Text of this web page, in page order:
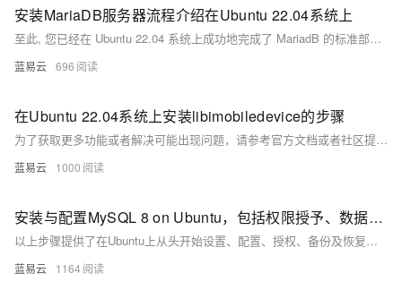
安装MariaDB服务器流程介绍在Ubuntu 22.04系统上
至此, 您已经在 Ubuntu 22.04 系统上成功地完成了 MariadB 的标准部署流程，并且对其进行基础但重要地初步配置加固工作。通过以上简洁明快且实用性强大地操作流程, 您现在拥有一个待定制与使用地强大 SQL 数据库管理系统。
蓝易云 696
在Ubuntu 22.04系统上安装libimobiledevice的步骤
为了获取更多功能或者解决可能出现问题，请参考官方文档或者社区提供支持。
蓝易云 1000
安装与配置MySQL 8 on Ubuntu，包括权限授予、数据库备份及远程连接指南
以上步骤提供了在Ubuntu上从头开始设置、配置、授权、备份及恢复一个基础但完整的MySQL环境所需知识点。
蓝易云 1164